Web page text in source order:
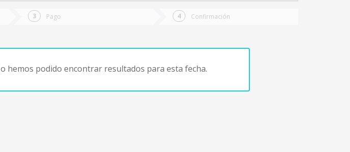
Pago Confirmación
hemos podido encontrar resultados para esta fecha.